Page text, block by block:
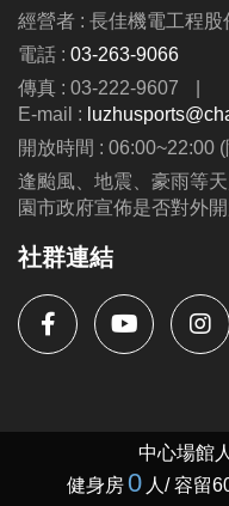
經營者 : 長佳機電工程股
電話 : 03-263-9066
傳真 : 03-222-9607
E-mail :
開放時間 : 06:00~22:00
逢颱風、地震、豪雨等
園市政府宣佈是否對外
社群連結